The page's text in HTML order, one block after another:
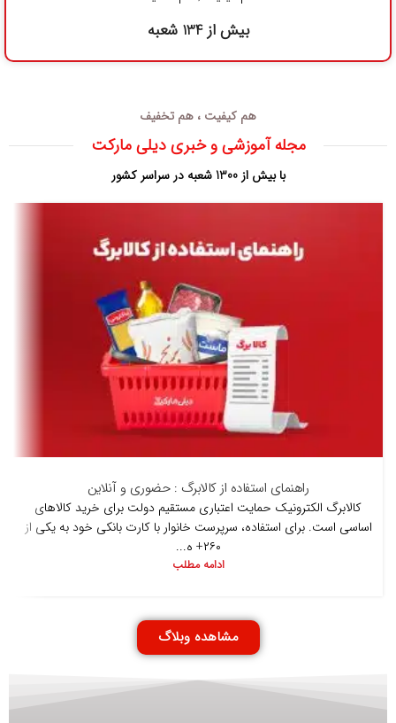
تعداد شعبات فرانچایز
بیش از 134 شعبه
مجله آموزشی و خبری دیلی مارکت
اساسی است. برای استفاده، سرپرست خانوار با کارت بانکی خود به یکی از
۲۶۰+ ه...
ادامه مطلب